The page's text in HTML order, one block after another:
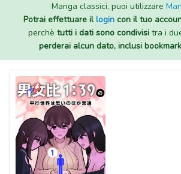
Manga classici, puoi utilizzare
Potrai effettuare illogincon il tuo
perchè tutti i dati sono condivisi tra i
perderai alcun dato, inclusi